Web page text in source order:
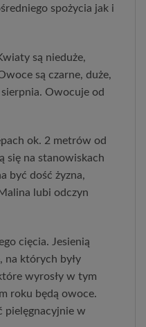
spożycia jak i
są nieduże,
są czarne, duże,
Owocuje od
ok. 2 metrów od
się na stanowiskach
być dość żyzna,
lubi odczyn
cięcia. Jesienią
na których były
wyrosły w tym
roku będą owoce.
pielęgnacyjnie w